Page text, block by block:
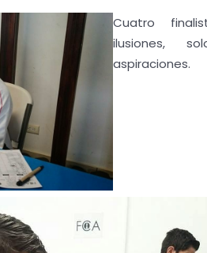
Cuatro
ilusiones,
aspiraciones.